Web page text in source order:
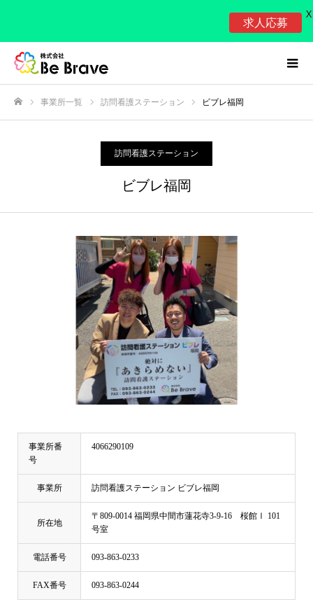
事業所一覧 訪問看護ステーション ビブレ福岡
訪問看護ステーション
ビブレ福岡
事業所番
号
4066290109
事業所 訪問看護ステーション ビブレ福岡
所在地
〒809-0014 福岡県中間市蓮花寺3-9-16 桜館Ⅰ 101
号室
電話番号 093-863-0233
FAX番号 093-863-0244
求人応募
X